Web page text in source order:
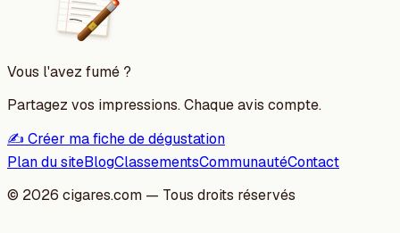
Vous l'avez fumé ?
Partagez vos impressions. Chaque avis compte.
✍️ Créer ma fiche de dégustation
Plan du siteBlogClassementsCommunautéContact
© 2026 cigares.com — Tous droits réservés